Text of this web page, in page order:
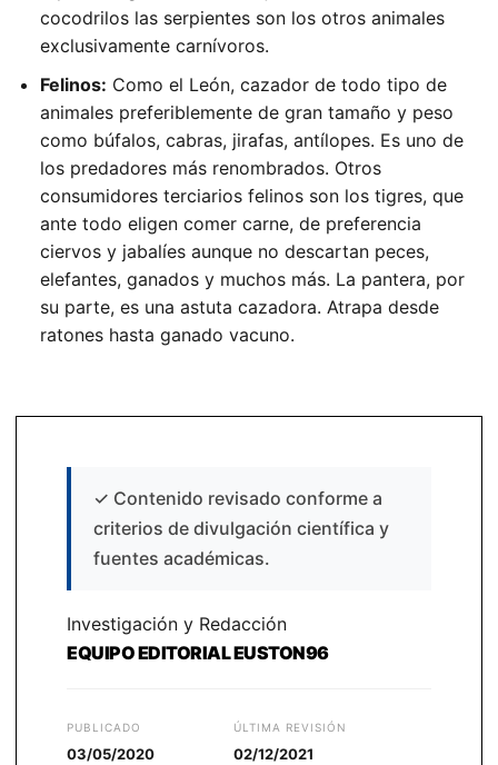
cocodrilos las serpientes son los otros animales
exclusivamente carnívoros.
Felinos: Como el León, cazador de todo tipo de
animales preferiblemente de gran tamaño y peso
como búfalos, cabras, jirafas, antílopes. Es uno de
los predadores más renombrados. Otros
consumidores terciarios felinos son los tigres, que
ante todo eligen comer carne, de preferencia
ciervos y jabalíes aunque no descartan peces,
elefantes, ganados y muchos más. La pantera, por
su parte, es una astuta cazadora. Atrapa desde
ratones hasta ganado vacuno.
✓ Contenido revisado conforme a
criterios de divulgación científica y
fuentes académicas.
Investigación y Redacción
EQUIPO EDITORIAL EUSTON96
PUBLICADO
03/05/2020
ÚLTIMA REVISIÓN
02/12/2021